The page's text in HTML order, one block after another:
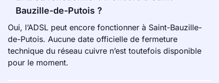
Bauzille-de-Putois ?
Oui, l’ADSL peut encore fonctionner à Saint-Bauzille-
de-Putois. Aucune date officielle de fermeture
technique du réseau cuivre n’est toutefois disponible
pour le moment.